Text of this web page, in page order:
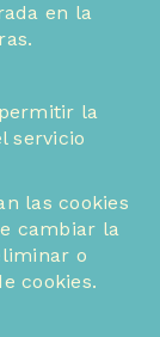
en la
la
servicio
las cookies
cambiar la
o
cookies.